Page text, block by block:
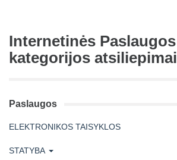
Internetinės Paslaugos
kategorijos atsiliepimai
Paslaugos
ELEKTRONIKOS TAISYKLOS
STATYBA